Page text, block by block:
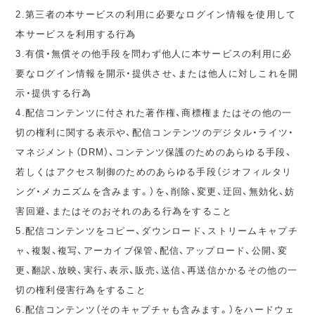
2.第三者の本サービスの利用に必要なログイン情報を使用して
本サービスを利用する行為
3.有償・無償その他手段を問わず他人に本サービスの利用に必
要なログイン情報を開示・提供させ、または他人に対しこれを開
示・提供する行為
4.配信コンテンツに付された著作権、商標権またはその他の一
切の権利に関する表示や、配信コンテンツのデジタル・ライツ・
マネジメント（DRM）、コンテンツ保護のためのあらゆる手段、
若しくはアクセス制御のためのあらゆる手段（ジオフィルタリ
ング・メカニズムを含みます。）を、削除、変更、迂回、無効化、妨
害回避、またはそのおそれのある行為をすること
5.配信コンテンツをコピー、ダウンロード、ストリームキャプチ
ャ、複製、複写、アーカイブ保管、配信、アップロード、公開、変
更、翻訳、放映、実行、表示、販売、送信、再送信かかるその他の一
切の権利侵害行為をすること
6.配信コンテンツ（そのキャプチャも含みます。）をハードウェ